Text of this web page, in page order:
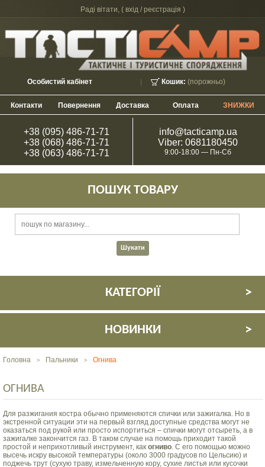
Раді вітати, ( вхід / реєстрація )
Кошик: (порожньо)
Особистий кабінет
Контакти Повернення Доставка Оплата ЗНИЖКИ
+38 (095) 486-71-71
+38 (068) 486-71-71
+38 (063) 486-71-71
info@tacticamp.ua
Viber: 0681180450
9:00-18:00 — Пн-Сб
ПОШУК ТОВАРУ
КАТЕГОРІЇ
НОВИНКИ
Головна > Пальники > Огнива
ОГНИВА
Для разжигания костра обычно применяются спички или зажигалка. Но в
экстренной ситуации эти на первый взгляд доступные средства могут не
оказаться под рукой или просто испортиться – спички могут отсыреть, а в
зажигалке закончится газ. В таком случае на помощь приходит такой
простой и неприхотливый инструмент, как огниво. С его помощью можно
высечь искру высокой температуры (около 3000 градусов по Цельсию) и
поджечь трут (сухую траву, измельченную кору, сухие листья или кусочки